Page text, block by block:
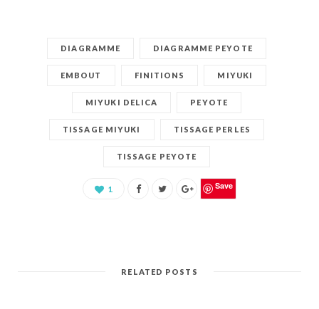
DIAGRAMME DIAGRAMME PEYOTE
EMBOUT FINITIONS MIYUKI
MIYUKI DELICA PEYOTE
TISSAGE MIYUKI TISSAGE PERLES
TISSAGE PEYOTE
1 Save
RELATED POSTS